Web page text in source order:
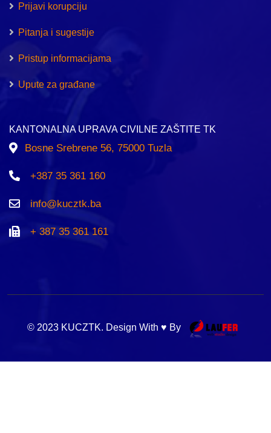
Prijavi korupciju
Pitanja i sugestije
Pristup informacijama
Upute za građane
KANTONALNA UPRAVA CIVILNE ZAŠTITE TK
Bosne Srebrene 56, 75000 Tuzla
+387 35 361 160
info@kucztk.ba
+ 387 35 361 161
© 2023 KUCZTK. Design With ♥ By